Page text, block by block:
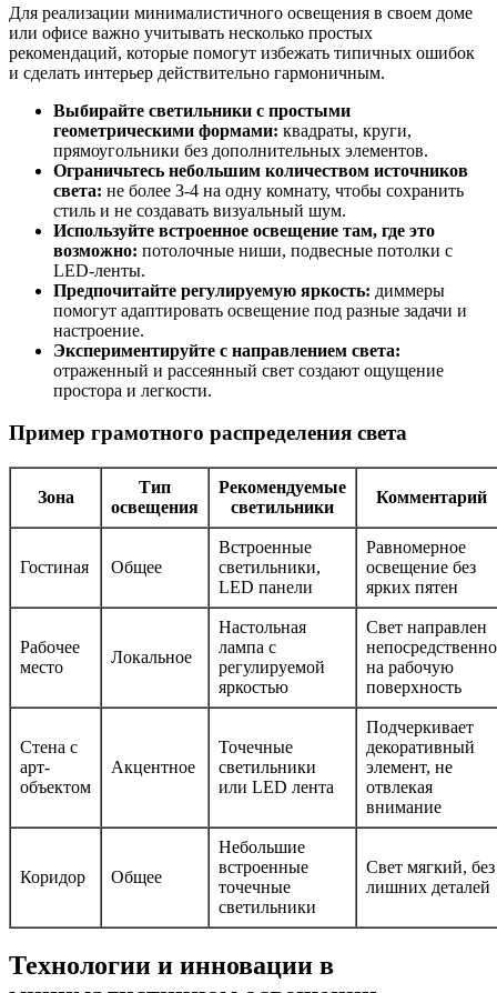
Для реализации минималистичного освещения в своем доме
или офисе важно учитывать несколько простых
рекомендаций, которые помогут избежать типичных ошибок
и сделать интерьер действительно гармоничным.
Выбирайте светильники с простыми
геометрическими формами: квадраты, круги,
прямоугольники без дополнительных элементов.
Ограничьтесь небольшим количеством источников
света: не более 3-4 на одну комнату, чтобы сохранить
стиль и не создавать визуальный шум.
Используйте встроенное освещение там, где это
возможно: потолочные ниши, подвесные потолки с
LED-ленты.
Предпочитайте регулируемую яркость: диммеры
помогут адаптировать освещение под разные задачи и
настроение.
Экспериментируйте с направлением света:
отраженный и рассеянный свет создают ощущение
простора и легкости.
Пример грамотного распределения света
Зона
Тип
освещения
Рекомендуемые
светильники
Комментарий
Гостиная Общее
Встроенные
светильники,
LED панели
Равномерное
освещение без
ярких пятен
Рабочее
место
Локальное
Настольная
лампа с
регулируемой
яркостью
Свет направлен
непосредственно
на рабочую
поверхность
Стена с
арт-
объектом
Акцентное
Точечные
светильники
или LED лента
Подчеркивает
декоративный
элемент, не
отвлекая
внимание
Коридор Общее
Небольшие
встроенные
точечные
светильники
Свет мягкий, без
лишних деталей
Технологии и инновации в